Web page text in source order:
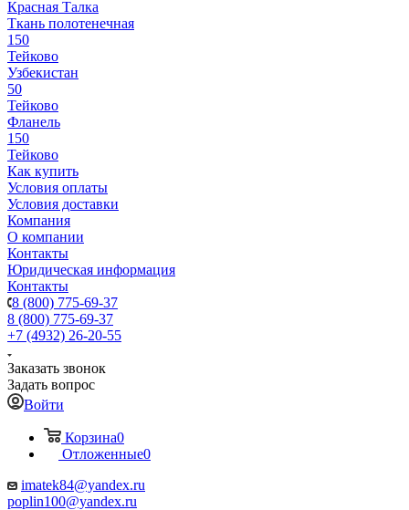
Красная Талка
Ткань полотенечная
150
Тейково
Узбекистан
50
Тейково
Фланель
150
Тейково
Как купить
Условия оплаты
Условия доставки
Компания
О компании
Контакты
Юридическая информация
Контакты
8 (800) 775-69-37
8 (800) 775-69-37
+7 (4932) 26-20-55
Заказать звонок
Задать вопрос
Войти
Корзина0
Отложенные0
imatek84@yandex.ru
poplin100@yandex.ru